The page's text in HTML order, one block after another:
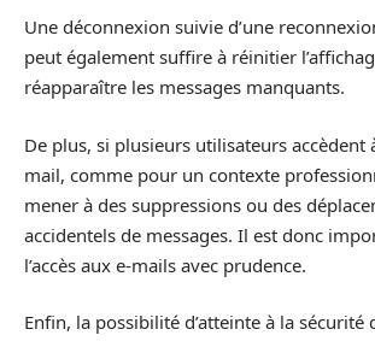
Une déconnexion suivie d’une
peut également suffire à réinitier
réapparaître les messages manquants.
De plus, si plusieurs utilisateurs accèdent
mail, comme pour un contexte
mener à des suppressions ou des
accidentels de messages. Il est donc
l’accès aux e-mails avec prudence.
Enfin, la possibilité d’atteinte à la